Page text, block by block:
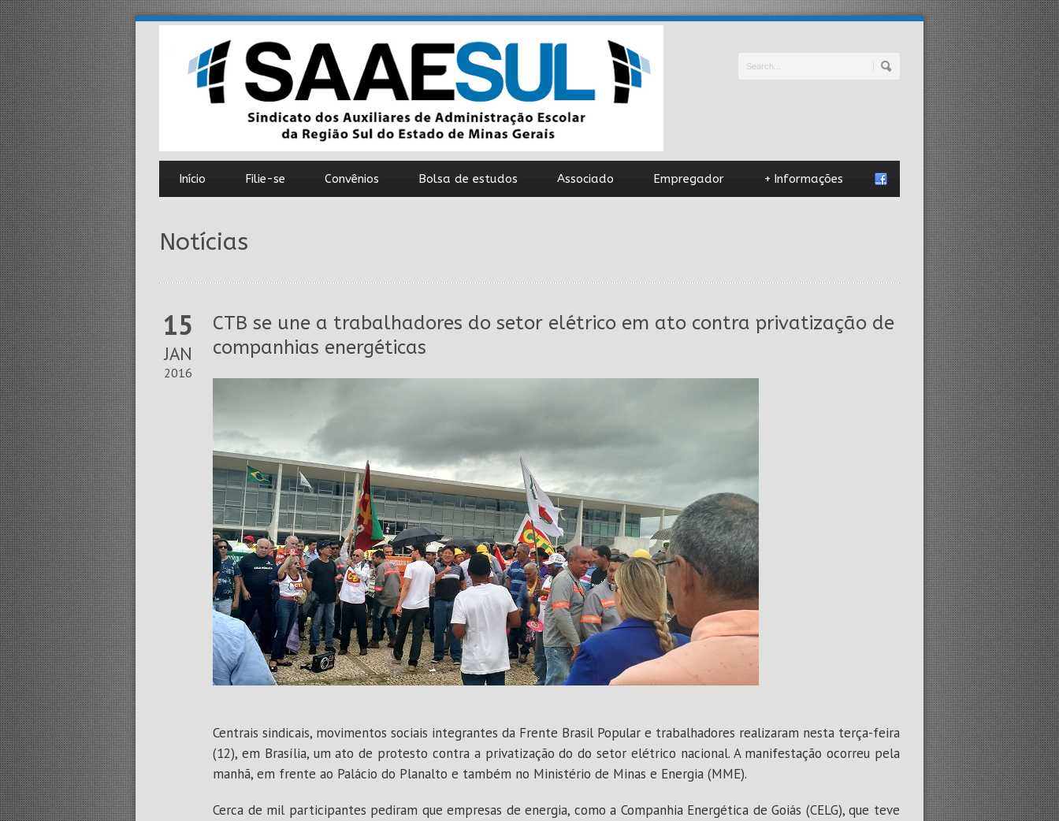
Início Filie-se Convênios Bolsa de estudos Associado Empregador Informações
+
Notícias
15
JAN
2016
CTB se une a trabalhadores do setor elétrico em ato contra privatização de
companhias energéticas
Centrais sindicais, movimentos sociais integrantes da Frente Brasil Popular e trabalhadores realizaram nesta terça-feira
(12), em Brasília, um ato de protesto contra a privatização do do setor elétrico nacional. A manifestação ocorreu pela
manhã, em frente ao Palácio do Planalto e também no Ministério de Minas e Energia (MME).
Cerca de mil participantes pediram que empresas de energia, como a Companhia Energética de Goiás (CELG), que teve